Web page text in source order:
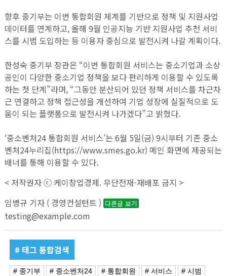
향후 중기부는 이번 통합회원 체계를 기반으로 정책 및 지원사업
데이터를 연계하고, 올해 9월 인공지능 기반 지원사업 추천 서비
스를 시범 도입하는 등 이용자 중심으로 발전시켜 나갈 계획이다.
한성숙 중기부 장관은 “이번 통합회원 서비스는 중소기업과 소상
공인이 다양한 중소기업 정책을 보다 편리하게 이용할 수 있도록
하는 첫 단계”라며, “그동안 분산되어 있던 정책 서비스를 차근차
근 연결하고 정책 접근성을 개선하여 기업 성장에 실질적으로 도
움이 되는 플랫폼으로 발전시켜 나가겠다”고 밝혔다.
‘중소벤처24 통합회원 서비스’는 6월 5일(금) 9시부터 기존 중소
벤처24누리집(https://www.smes.go.kr) 메인 화면에 제공되는
배너를 통해 이용할 수 있다.
< 저작권자 ⓒ 케이창업경제. 무단전재-재배포 금지 >
임병규 기자 ( 경영컨설턴트 ) 다른글 보기
testing@example.com
# 태그 통합검색
# 중기부 # 중소벤처24 # 통합회원 # 서비스
# 시범